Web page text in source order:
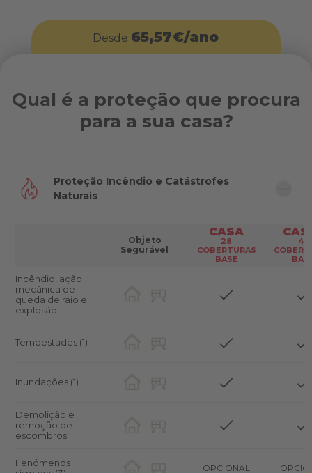
Desde 65,57€/ano
Qual é a proteção que procura
para a sua casa?
Proteção Incêndio e Catástrofes
Naturais
Resumo das coberturas de Proteção Incêndio e
Objeto
Segurável
CASA
28
COBERTURAS
BASE
46
Incêndio, ação
mecânica de
queda de raio e
explosão
Tempestades (1)
Inundações (1)
Demolição e
remoção de
escombros
Fenómenos
OPCIONAL